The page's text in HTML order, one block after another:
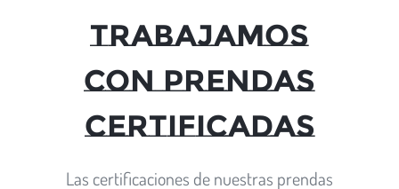
TRABAJAMOS
CON PRENDAS
CERTIFICADAS
Las certificaciones de nuestras prendas